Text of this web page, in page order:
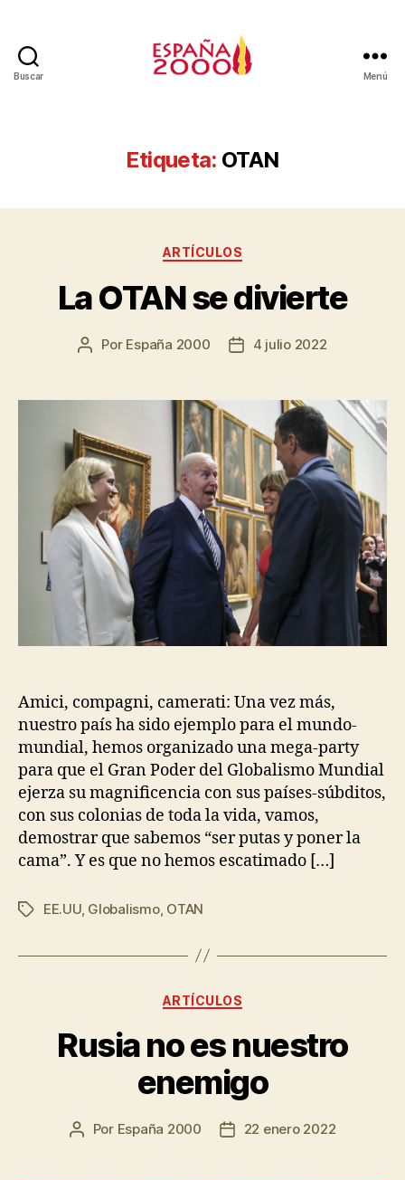
Buscar Menú
Etiqueta: OTAN
ARTÍCULOS
La OTAN se divierte
Por España 2000 4 julio 2022
Amici, compagni, camerati: Una vez más,
nuestro país ha sido ejemplo para el mundo-
mundial, hemos organizado una mega-party
para que el Gran Poder del Globalismo Mundial
ejerza su magnificencia con sus países-súbditos,
con sus colonias de toda la vida, vamos,
demostrar que sabemos “ser putas y poner la
cama”. Y es que no hemos escatimado […]
EE.UU, Globalismo, OTAN
ARTÍCULOS
Rusia no es nuestro
enemigo
Por España 2000 22 enero 2022